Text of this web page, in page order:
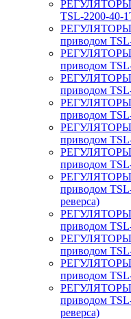
РЕГУЛЯТОРЫ
TSL-2200-40-
приводом
приводом
приводом
приводом
приводом
приводом
приводом
реверса)
приводом
приводом
приводом
приводом
реверса)